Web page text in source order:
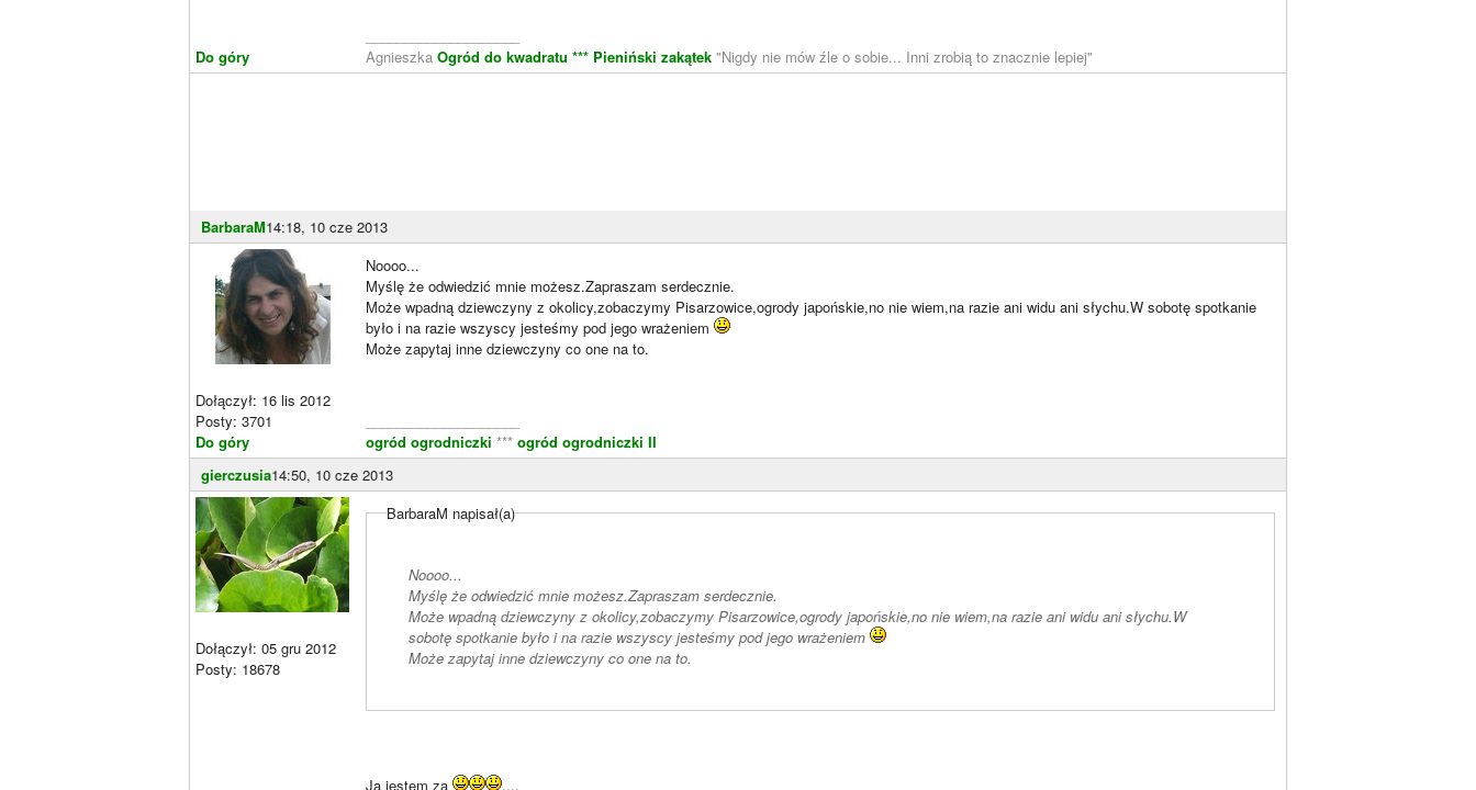
Do góry
Agnieszka Ogród do kwadratu *** Pieniński zakątek "Nigdy nie mów źle o sobie... Inni zrobią to znacznie lepiej"
BarbaraM14:18, 10 cze 2013
Dołączył: 16 lis 2012
Posty: 3701
Do góry
Noooo...
Myślę że odwiedzić mnie możesz.Zapraszam serdecznie.
Może wpadną dziewczyny z okolicy,zobaczymy Pisarzowice,ogrody japońskie,no nie wiem,na razie ani widu ani słychu.W sobotę spotkanie
było i na razie wszyscy jesteśmy pod jego wrażeniem
Może zapytaj inne dziewczyny co one na to.
ogród ogrodniczki *** ogród ogrodniczki II
gierczusia14:50, 10 cze 2013
Dołączył: 05 gru 2012
Posty: 18678
BarbaraM napisał(a)
Noooo...
Myślę że odwiedzić mnie możesz.Zapraszam serdecznie.
Może wpadną dziewczyny z okolicy,zobaczymy Pisarzowice,ogrody japońskie,no nie wiem,na razie ani widu ani słychu.W
sobotę spotkanie było i na razie wszyscy jesteśmy pod jego wrażeniem
Może zapytaj inne dziewczyny co one na to.
Ja jestem za ..,.